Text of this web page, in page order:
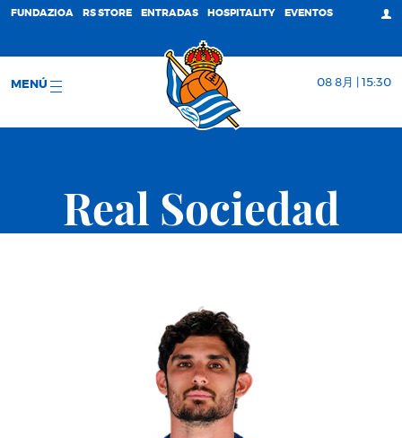
FUNDAZIOA RS STORE ENTRADAS HOSPITALITY EVENTOS
MENÚ 08 8月 | 15:30
Real Sociedad